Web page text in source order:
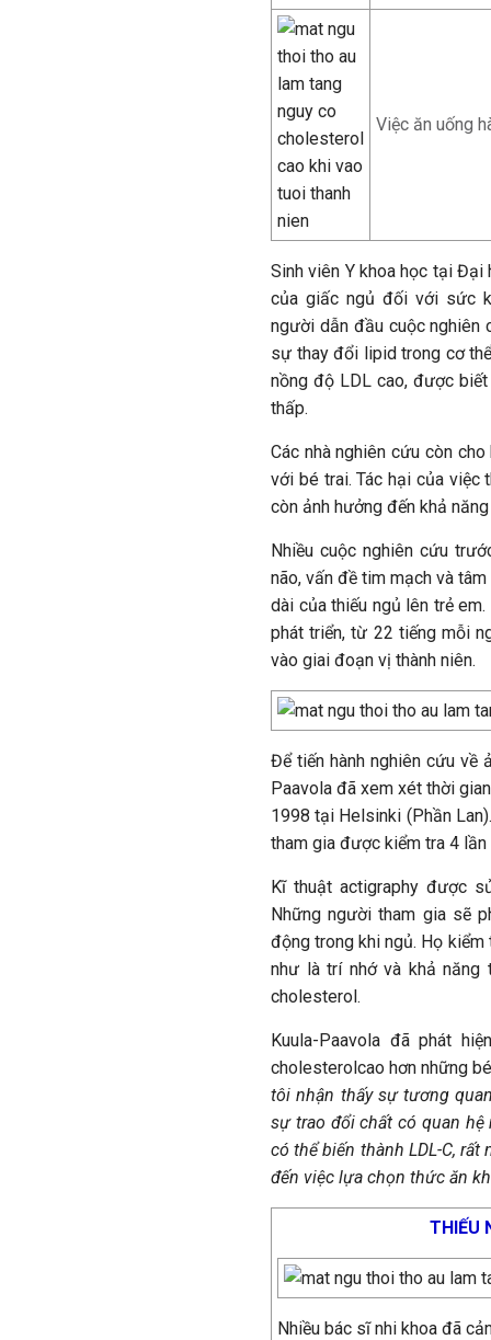
Việc ăn uống
Sinh viên Y khoa học tại
của giấc ngủ đối với sức
người dẫn đầu cuộc nghiên
sự thay đổi lipid trong cơ
nồng độ LDL cao, được
thấp.
Các nhà nghiên cứu còn
với bé trai. Tác hại của việc
còn ảnh hưởng đến khả
Nhiều cuộc nghiên cứu
não, vấn đề tim mạch và
dài của thiếu ngủ lên trẻ
phát triển, từ 22 tiếng mỗi
vào giai đoạn vị thành niên.
Để tiến hành nghiên cứu về
Paavola đã xem xét thời
1998 tại Helsinki (Phần
tham gia được kiểm tra 4
Kĩ thuật actigraphy được
Những người tham gia sẽ
động trong khi ngủ. Họ kiểm
như là trí nhớ và khả năng
cholesterol.
Kuula-Paavola đã phát
cholesterolcao hơn những
tôi nhận thấy sự tương
sự trao đổi chất có quan
có thể biến thành LDL-C,
đến việc lựa chọn thức ăn
THIẾU
Nhiều bác sĩ nhi khoa đã